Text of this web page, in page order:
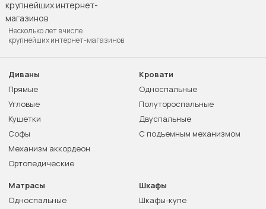
Несколько лет в числе
крупнейших интернет-магазинов
Диваны
Прямые
Угловые
Кушетки
Софы
Механизм аккордеон
Ортопедические
Кровати
Односпальные
Полутороспальные
Двуспальные
С подъемным механизмом
Матрасы
Односпальные
Шкафы
Шкафы-купе